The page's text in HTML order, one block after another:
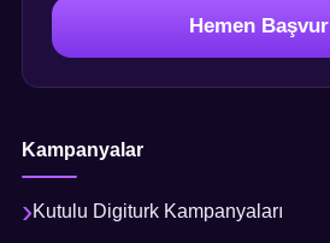
Hemen Başvur
Kampanyalar
Kutulu Digiturk Kampanyaları